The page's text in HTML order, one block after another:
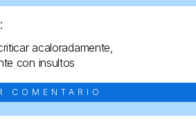
acaloradamente,
con insultos
COMENTARIO